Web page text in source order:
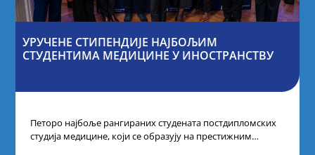
УРУЧЕНЕ СТИПЕНДИЈЕ НАЈБОЉИМ
СТУДЕНТИМА МЕДИЦИНЕ У ИНОСТРАНСТВУ
Петоро најбоље рангираних студената постдипломских
студија медицине, који се образују на престижним